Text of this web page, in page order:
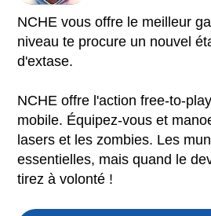
NCHE vous offre le meilleur
niveau te procure un nouvel
d'extase.
NCHE offre l'action free-to-
mobile. Équipez-vous et
lasers et les zombies. Les
essentielles, mais quand le
tirez à volonté !